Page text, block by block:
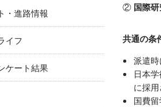
② 国際
共通の条
派遣時
日本
に採
国費
・進路情報
イフ
ケート結果